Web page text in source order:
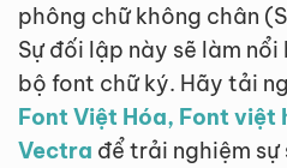
phông chữ không chân
Sự đối lập này sẽ làm
bộ font chữ ký. Hãy tải
Font Việt Hóa, Font việt
Vectra để trải nghiệm